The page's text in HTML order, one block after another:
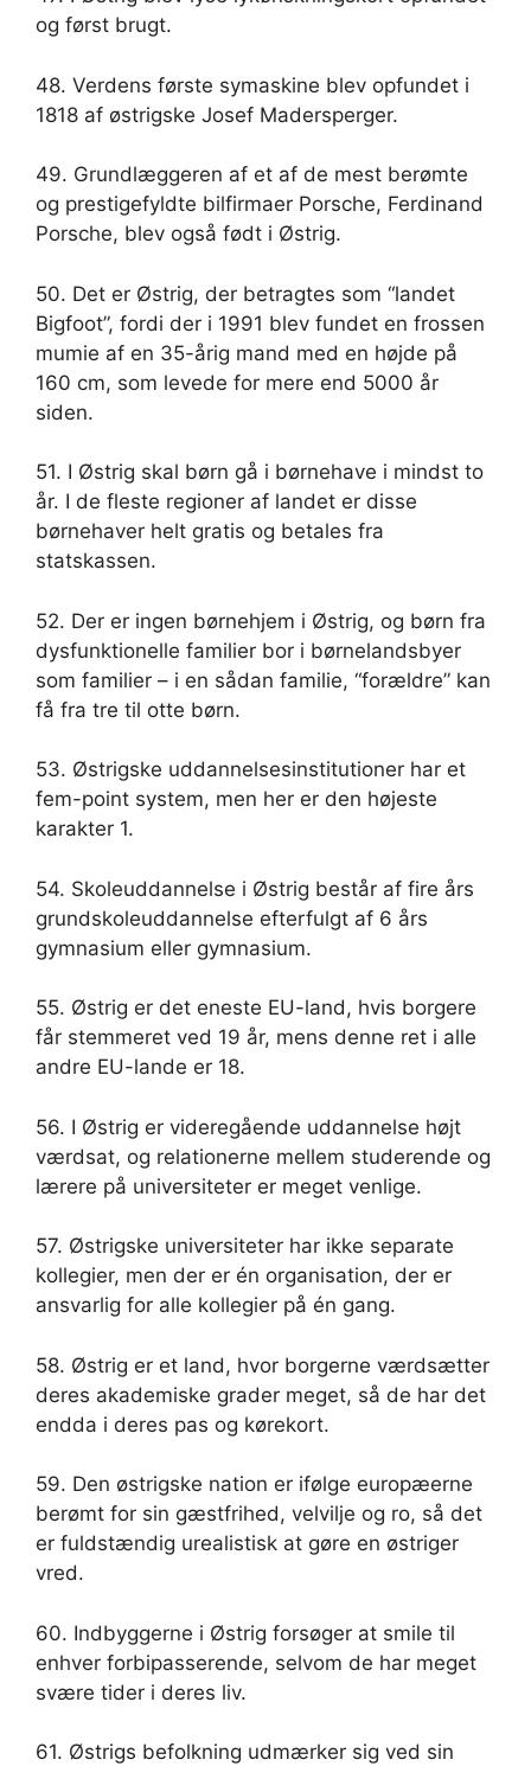
og først brugt.
48. Verdens første symaskine blev opfundet i
1818 af østrigske Josef Madersperger.
49. Grundlæggeren af ​​et af de mest berømte
og prestigefyldte bilfirmaer Porsche, Ferdinand
Porsche, blev også født i Østrig.
50. Det er Østrig, der betragtes som “landet
Bigfoot”, fordi der i 1991 blev fundet en frossen
mumie af en 35-årig mand med en højde på
160 cm, som levede for mere end 5000 år
siden.
51. I Østrig skal børn gå i børnehave i mindst to
år. I de fleste regioner af landet er disse
børnehaver helt gratis og betales fra
statskassen.
52. Der er ingen børnehjem i Østrig, og børn fra
dysfunktionelle familier bor i børnelandsbyer
som familier – i en sådan familie, “forældre” kan
få fra tre til otte børn.
53. Østrigske uddannelsesinstitutioner har et
fem-point system, men her er den højeste
karakter 1.
54. Skoleuddannelse i Østrig består af fire års
grundskoleuddannelse efterfulgt af 6 års
gymnasium eller gymnasium.
55. Østrig er det eneste EU-land, hvis borgere
får stemmeret ved 19 år, mens denne ret i alle
andre EU-lande er 18.
56. I Østrig er videregående uddannelse højt
værdsat, og relationerne mellem studerende og
lærere på universiteter er meget venlige.
57. Østrigske universiteter har ikke separate
kollegier, men der er én organisation, der er
ansvarlig for alle kollegier på én gang.
58. Østrig er et land, hvor borgerne værdsætter
deres akademiske grader meget, så de har det
endda i deres pas og kørekort.
59. Den østrigske nation er ifølge europæerne
berømt for sin gæstfrihed, velvilje og ro, så det
er fuldstændig urealistisk at gøre en østriger
vred.
60. Indbyggerne i Østrig forsøger at smile til
enhver forbipasserende, selvom de har meget
svære tider i deres liv.
61. Østrigs befolkning udmærker sig ved sin